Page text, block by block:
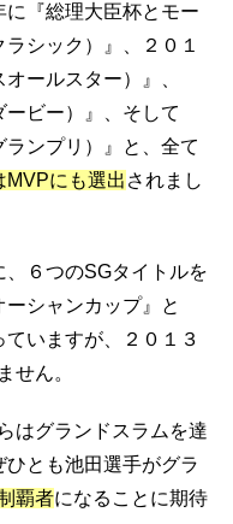
『総理大臣杯とモー
シック）』、２０１
ールスター）』、
ービー）』、そして
ランプリ）』と、全て
MVPにも選出 されまし
６つのSGタイトルを
シャンカップ』と
ていますが、２０１３
せん。
はグランドスラムを達
とも池田選手がグラ
覇者になることに期待